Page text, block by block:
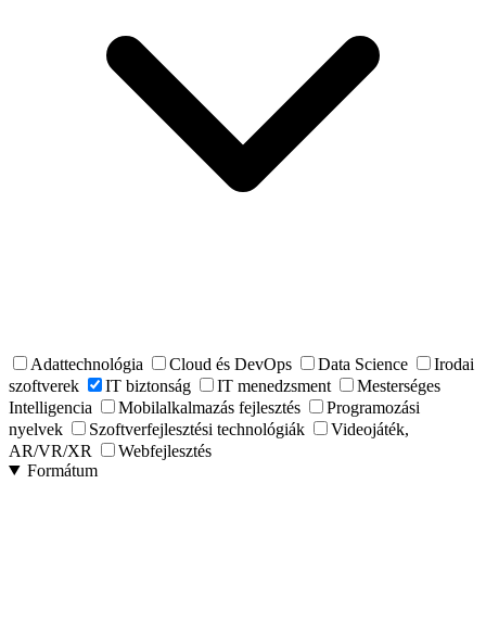
Adattechnológia Cloud és DevOps Data Science
Irodai
szoftverek
IT biztonság IT menedzsment
Mesterséges
Intelligencia
Mobilalkalmazás fejlesztés
Programozási
nyelvek
Szoftverfejlesztési technológiák
Videojáték,
AR/VR/XR
Webfejlesztés
Formátum